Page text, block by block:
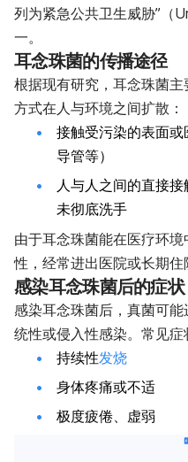
列为紧急公共卫生威胁”（
一。
耳念珠菌的传播途径
根据现有研究，耳念珠菌
方式在人与环境之间扩散：
接触受污染的表面或
导管等）
人与人之间的直接
未彻底洗手
由于耳念珠菌能在医疗环
性，经常进出医院或长期住
感染耳念珠菌后的症状
感染耳念珠菌后，真菌可
统性或侵入性感染。常见症
持续性发烧
身体疼痛或不适
极度疲倦、虚弱